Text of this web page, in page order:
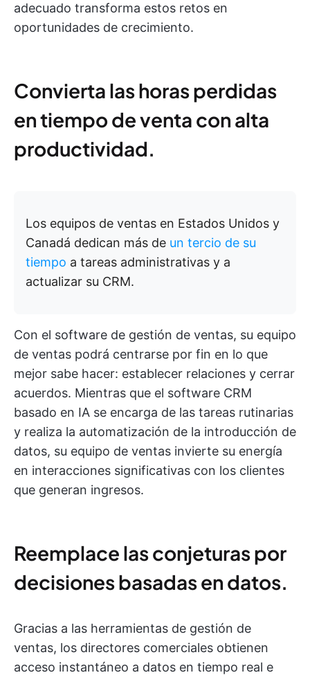
adecuado transforma estos retos en
oportunidades de crecimiento.
Convierta las horas perdidas
en tiempo de venta con alta
productividad.
Los equipos de ventas en Estados Unidos y
Canadá dedican más de un tercio de su
tiempo a tareas administrativas y a
actualizar su CRM.
Con el software de gestión de ventas, su equipo
de ventas podrá centrarse por fin en lo que
mejor sabe hacer: establecer relaciones y cerrar
acuerdos. Mientras que el software CRM
basado en IA se encarga de las tareas rutinarias
y realiza la automatización de la introducción de
datos, su equipo de ventas invierte su energía
en interacciones significativas con los clientes
que generan ingresos.
Reemplace las conjeturas por
decisiones basadas en datos.
Gracias a las herramientas de gestión de
ventas, los directores comerciales obtienen
acceso instantáneo a datos en tiempo real e